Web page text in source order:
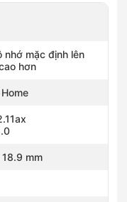
nhớ mặc định lên
hơn
mm